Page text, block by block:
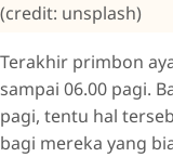
(credit: unsplash)
Terakhir primbon
sampai 06.00 pagi.
pagi, tentu hal
bagi mereka yang